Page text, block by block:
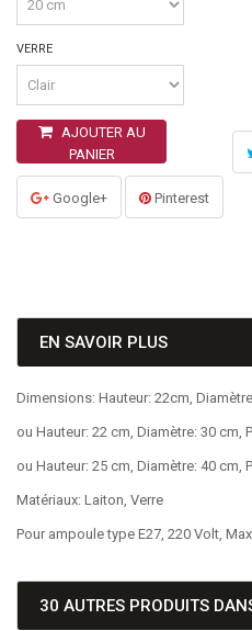
VERRE
AJOUTER AU
PANIER
Google+ Pinterest
EN SAVOIR PLUS
Dimensions: Hauteur: 22cm,
ou Hauteur: 22 cm, Diamètre: 30 cm,
ou Hauteur: 25 cm, Diamètre: 40 cm,
Matériaux: Laiton, Verre
Pour ampoule type E27, 220 Volt,
30 AUTRES PRODUITS